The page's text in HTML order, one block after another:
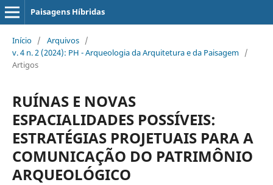
Paisagens Híbridas
Início / Arquivos /
v. 4 n. 2 (2024): PH - Arqueologia da Arquitetura e da Paisagem /
Artigos
RUÍNAS E NOVAS
ESPACIALIDADES POSSÍVEIS:
ESTRATÉGIAS PROJETUAIS PARA A
COMUNICAÇÃO DO PATRIMÔNIO
ARQUEOLÓGICO